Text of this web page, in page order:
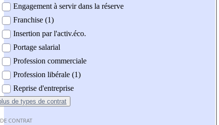
Engagement à servir dans la réserve
Franchise (1)
Insertion par l'activ.éco.
Portage salarial
Profession commerciale
Profession libérale (1)
Reprise d'entreprise
de types de contrat
CONTRAT